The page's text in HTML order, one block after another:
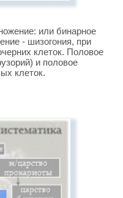
или бинарное
- шизогония, при
клеток. Половое
и половое
клеток.